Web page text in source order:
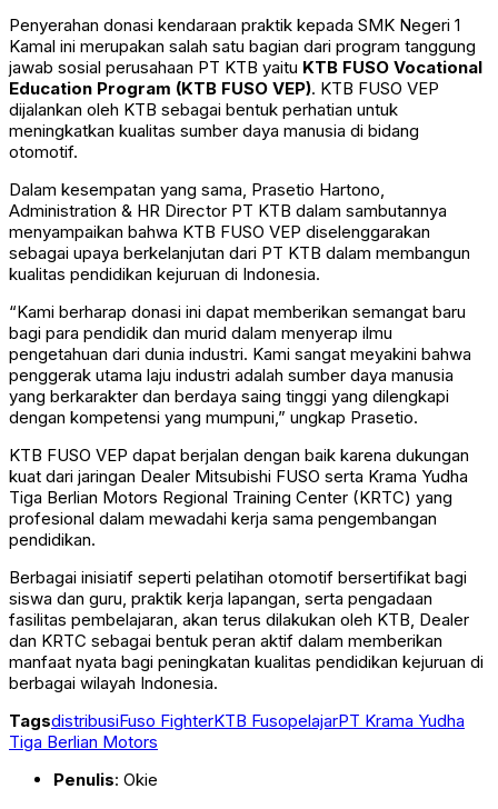
Penyerahan donasi kendaraan praktik kepada SMK Negeri 1
Kamal ini merupakan salah satu bagian dari program tanggung
jawab sosial perusahaan PT KTB yaitu KTB FUSO Vocational
Education Program (KTB FUSO VEP). KTB FUSO VEP
dijalankan oleh KTB sebagai bentuk perhatian untuk
meningkatkan kualitas sumber daya manusia di bidang
otomotif.
Dalam kesempatan yang sama, Prasetio Hartono,
Administration & HR Director PT KTB dalam sambutannya
menyampaikan bahwa KTB FUSO VEP diselenggarakan
sebagai upaya berkelanjutan dari PT KTB dalam membangun
kualitas pendidikan kejuruan di Indonesia.
“Kami berharap donasi ini dapat memberikan semangat baru
bagi para pendidik dan murid dalam menyerap ilmu
pengetahuan dari dunia industri. Kami sangat meyakini bahwa
penggerak utama laju industri adalah sumber daya manusia
yang berkarakter dan berdaya saing tinggi yang dilengkapi
dengan kompetensi yang mumpuni,” ungkap Prasetio.
KTB FUSO VEP dapat berjalan dengan baik karena dukungan
kuat dari jaringan Dealer Mitsubishi FUSO serta Krama Yudha
Tiga Berlian Motors Regional Training Center (KRTC) yang
profesional dalam mewadahi kerja sama pengembangan
pendidikan.
Berbagai inisiatif seperti pelatihan otomotif bersertifikat bagi
siswa dan guru, praktik kerja lapangan, serta pengadaan
fasilitas pembelajaran, akan terus dilakukan oleh KTB, Dealer
dan KRTC sebagai bentuk peran aktif dalam memberikan
manfaat nyata bagi peningkatan kualitas pendidikan kejuruan di
berbagai wilayah Indonesia.
TagsdistribusiFuso FighterKTB FusopelajarPT Krama Yudha
Tiga Berlian Motors
Penulis: Okie